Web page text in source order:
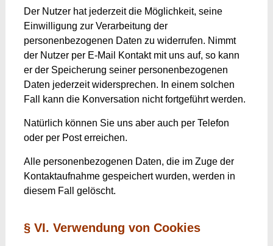
Der Nutzer hat jederzeit die Möglichkeit, seine
Einwilligung zur Verarbeitung der
personenbezogenen Daten zu widerrufen. Nimmt
der Nutzer per E-Mail Kontakt mit uns auf, so kann
er der Speicherung seiner personenbezogenen
Daten jederzeit widersprechen. In einem solchen
Fall kann die Konversation nicht fortgeführt werden.
Natürlich können Sie uns aber auch per Telefon
oder per Post erreichen.
Alle personenbezogenen Daten, die im Zuge der
Kontaktaufnahme gespeichert wurden, werden in
diesem Fall gelöscht.
§ VI. Verwendung von Cookies